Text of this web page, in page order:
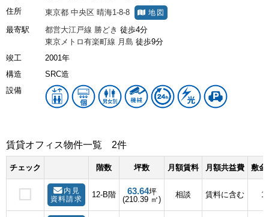
住所
東京都 中央区 晴海1-8-8 地図
最寄駅 都営大江戸線 勝どき 徒歩4分
東京メトロ有楽町線 月島 徒歩9分
竣工
2001年
構造
SRC造
設備
賃貸オフィス物件一覧 2件
チェック 階数 坪数 月額賃料 月額共益費 敷金
内見
資料請求
12-B階 63.64坪
(210.39 ㎡)
相談 賃料に含む